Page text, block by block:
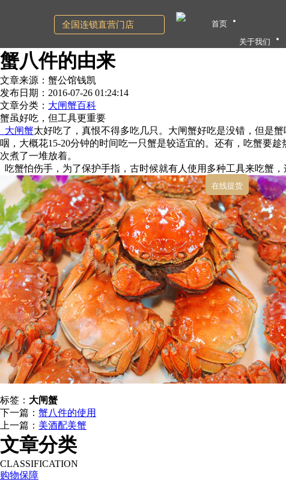
蟹八件的由来
文章来源：蟹公馆钱凯
发布日期：2016-07-26 01:24:14
文章分类： 大闸蟹百科
蟹虽好吃，但工具更重要
大闸蟹太好吃了，真恨不得多吃几只。大闸蟹好吃是没错，但是
咽，大概花15-20分钟的时间吃一只蟹是较适宜的。还有，吃蟹要
次煮了一堆放着。
吃蟹怕伤手，为了保护手指，古时候就有人使用多种工具来吃蟹
标签： 大闸蟹
下一篇： 蟹八件的使用
上一篇： 美酒配美蟹
文章分类
CLASSIFICATION
购物保障
全国连锁直营门店
首页
关于我们
在线提货